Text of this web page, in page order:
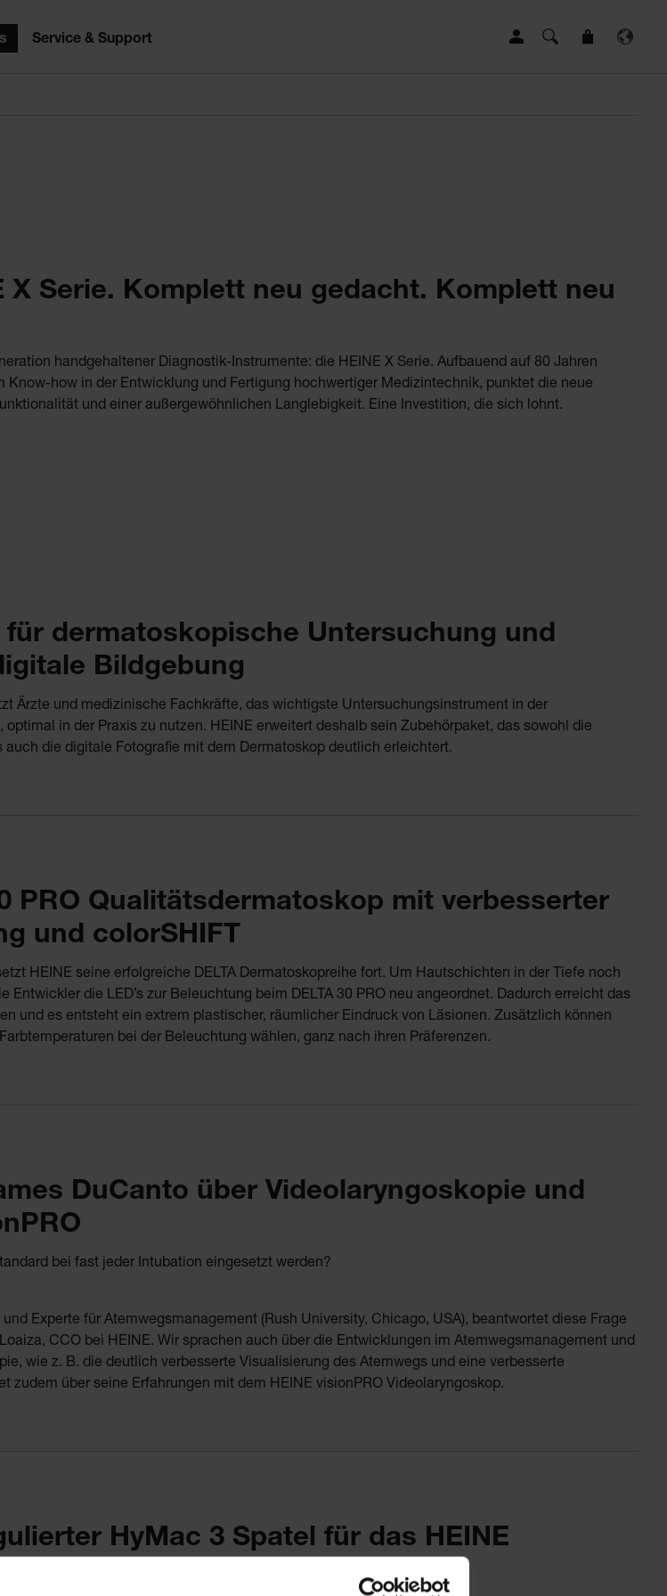
Service & Support
X Serie. Komplett neu gedacht. Komplett neu
handgehaltener Diagnostik-Instrumente: die HEINE X Serie. Aufbauend auf 80 Jahren
Know-how in der Entwicklung und Fertigung hochwertiger Medizintechnik, punktet die neue
und einer außergewöhnlichen Langlebigkeit. Eine Investition, die sich lohnt.
für dermatoskopische Untersuchung und
Bildgebung
Ärzte und medizinische Fachkräfte, das wichtigste Untersuchungsinstrument in der
optimal in der Praxis zu nutzen. HEINE erweitert deshalb sein Zubehörpaket, das sowohl die
auch die digitale Fotografie mit dem Dermatoskop deutlich erleichtert.
PRO Qualitätsdermatoskop mit verbesserter
und colorSHIFT
HEINE seine erfolgreiche DELTA Dermatoskopreihe fort. Um Hautschichten in der Tiefe noch
Entwickler die LED’s zur Beleuchtung beim DELTA 30 PRO neu angeordnet. Dadurch erreicht das
und es entsteht ein extrem plastischer, räumlicher Eindruck von Läsionen. Zusätzlich können
bei der Beleuchtung wählen, ganz nach ihren Präferenzen.
DuCanto über Videolaryngoskopie und
bei fast jeder Intubation eingesetzt werden?
Experte für Atemwegsmanagement (Rush University, Chicago, USA), beantwortet diese Frage
CCO bei HEINE. Wir sprachen auch über die Entwicklungen im Atemwegsmanagement und
wie z. B. die deutlich verbesserte Visualisierung des Atemwegs und eine verbesserte
zudem über seine Erfahrungen mit dem HEINE visionPRO Videolaryngoskop.
HyMac 3 Spatel für das HEINE